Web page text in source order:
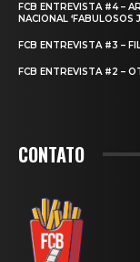
FCB ENTREVISTA #4 –
NACIONAL ‘FABULOSOS
FCB ENTREVISTA #3 –
FCB ENTREVISTA #2 –
CONTATO